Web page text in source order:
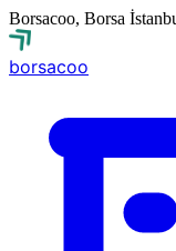
Borsacoo, Borsa
borsacoo